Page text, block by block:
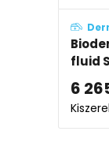
fluid
6